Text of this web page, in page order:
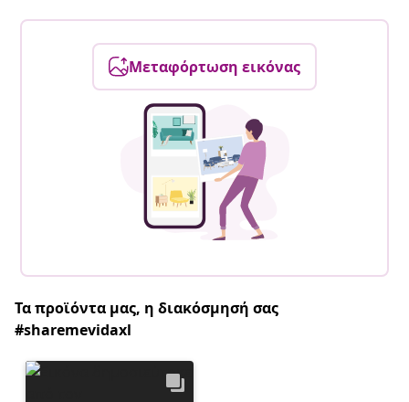
Μεταφόρτωση εικόνας
Τα προϊόντα μας, η διακόσμησή σας
#sharemevidaxl